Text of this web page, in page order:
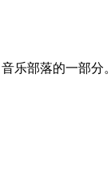
乐部落的一部分。